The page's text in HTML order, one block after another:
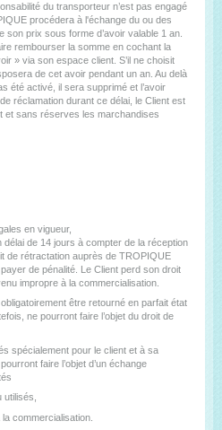
du transporteur n’est pas engagé
procédera à l'échange du ou des
son prix sous forme d’avoir valable 1 an.
rembourser la somme en cochant la
» via son espace client. S’il ne choisit
de cet avoir pendant un an. Au delà
été activé, il sera supprimé et l’avoir
réclamation durant ce délai, le Client est
et sans réserves les marchandises
en vigueur,
délai de 14 jours à compter de la réception
de rétractation auprès de TROPIQUE
de pénalité. Le Client perd son droit
impropre à la commercialisation.
être retourné en parfait état
ne pourront faire l’objet du droit de
spécialement pour le client et à sa
faire l’objet d’un échange
commercialisation.